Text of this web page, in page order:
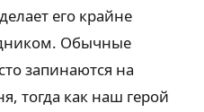
его крайне
Обычные
запинаются на
тогда как наш герой